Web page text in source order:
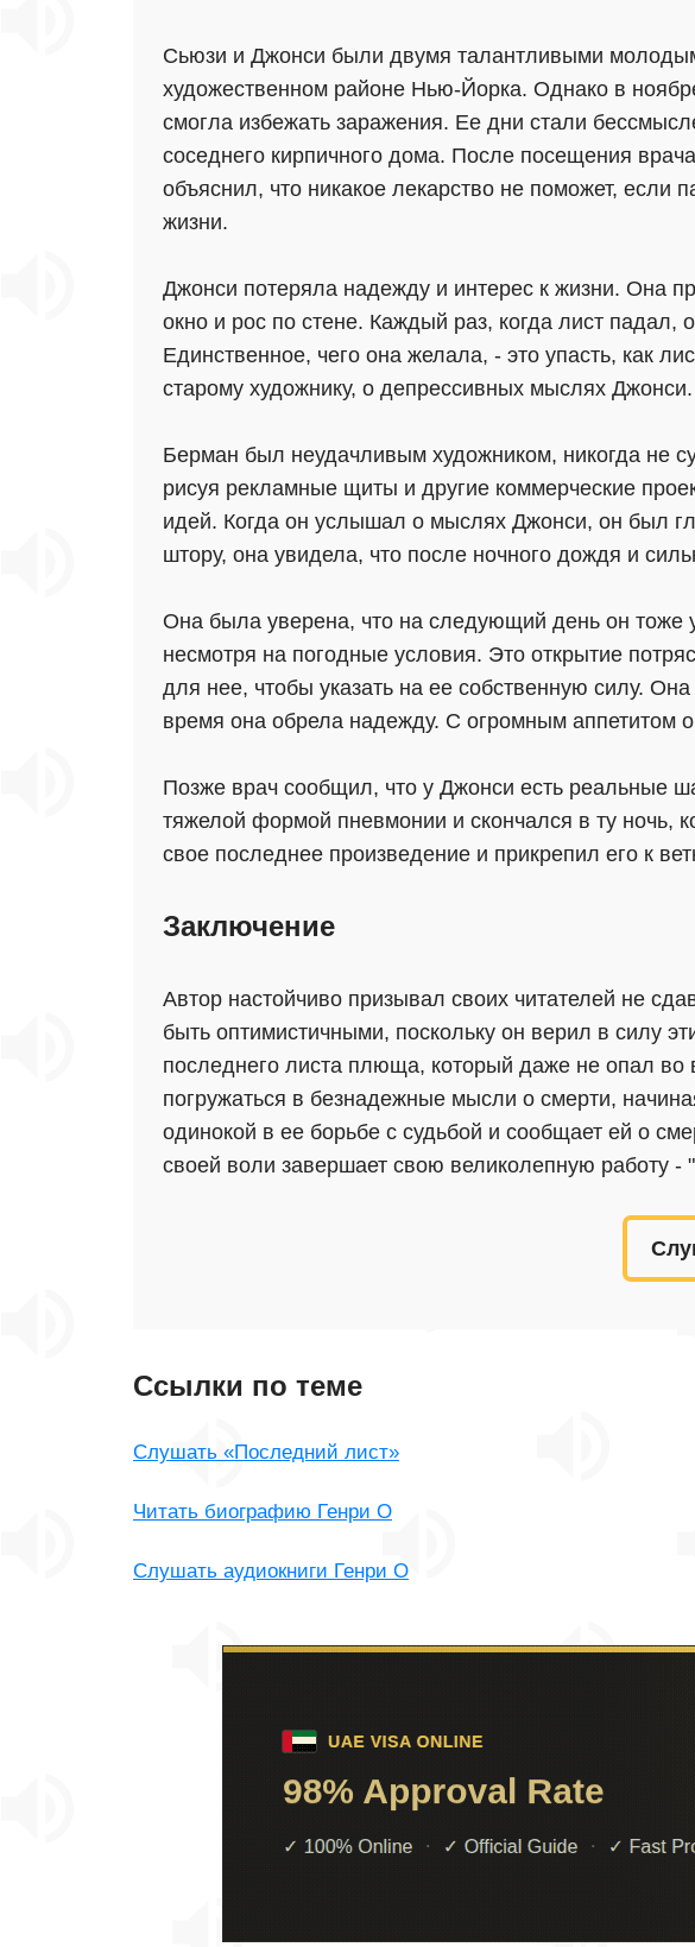
Сьюзи и Джонси были двумя талантливыми
художественном районе Нью-Йорка. Однако в
смогла избежать заражения. Ее дни стали
соседнего кирпичного дома. После посещения
объяснил, что никакое лекарство не поможет, если
жизни.
Джонси потеряла надежду и интерес к жизни. Она
окно и рос по стене. Каждый раз, когда лист
Единственное, чего она желала, - это упасть, как
старому художнику, о депрессивных мыслях Джонси.
Берман был неудачливым художником, никогда не
рисуя рекламные щиты и другие коммерческие
идей. Когда он услышал о мыслях Джонси, он был
штору, она увидела, что после ночного дождя и
Она была уверена, что на следующий день он тоже
несмотря на погодные условия. Это открытие
для нее, чтобы указать на ее собственную силу.
время она обрела надежду. С огромным аппетитом
Позже врач сообщил, что у Джонси есть реальные
тяжелой формой пневмонии и скончался в ту ночь,
свое последнее произведение и прикрепил его к
Заключение
Автор настойчиво призывал своих читателей не
быть оптимистичными, поскольку он верил в силу
последнего листа плюща, который даже не опал во
погружаться в безнадежные мысли о смерти,
одинокой в ее борьбе с судьбой и сообщает ей о
своей воли завершает свою великолепную работу -
Ссылки по теме
Слушать «Последний лист»
Читать биографию Генри О
Слушать аудиокниги Генри О